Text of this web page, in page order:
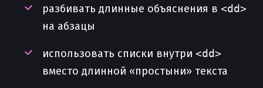
разбивать длинные объяснения в <dd>
на абзацы
использовать списки внутри <dd>
вместо длинной «простыни» текста